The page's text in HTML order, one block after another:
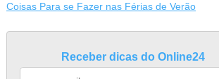
Coisas Para se Fazer nas Férias de Verão
Receber dicas do Online24